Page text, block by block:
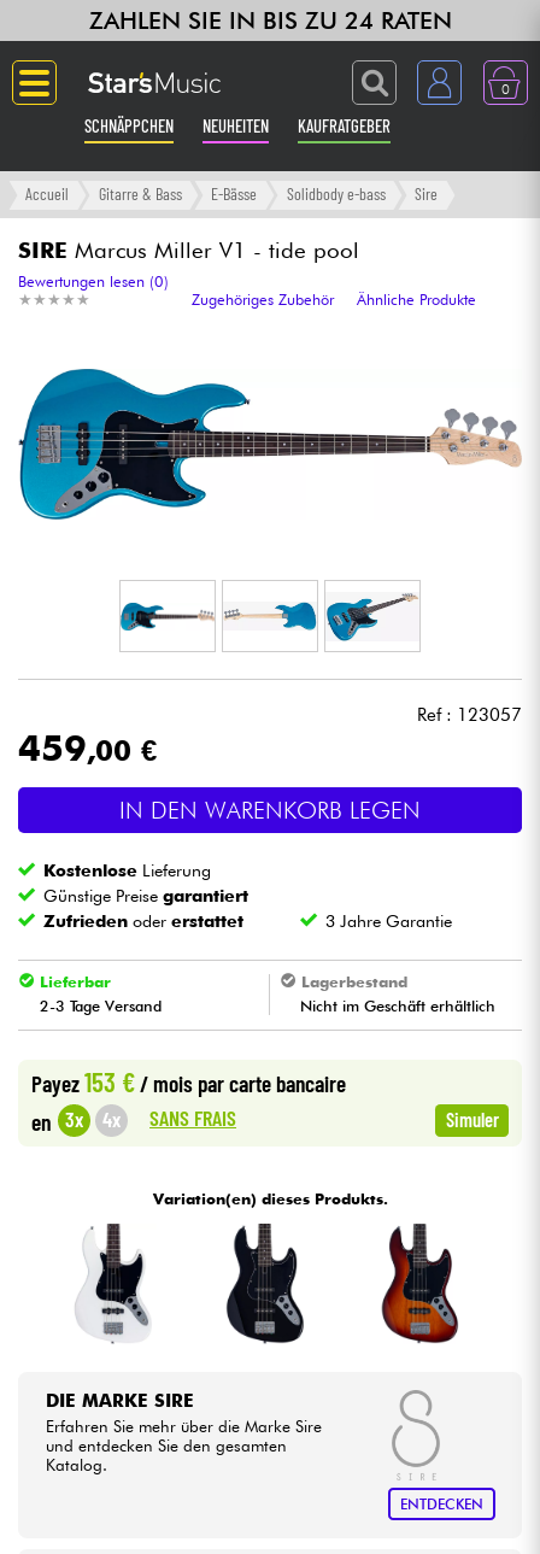
ZAHLEN SIE IN BIS ZU 24 RATEN
0
SCHNÄPPCHEN NEUHEITEN KAUFRATGEBER
Langue
Gitarre & Bass
Verstärker & Effekte
Klaviere & Piano
Synths & samplers
Studio
Mikros
Live-Sound
Licht
Drums
Violinen & Quartett
Kinder
Kabel & Zubehöre
Bundle
Sehen Sie sich unsere Marken an
Accueil Gitarre & Bass E-Bässe Solidbody e-bass Sire
SIRE Marcus Miller V1 - tide pool
★ ★ ★ ★ ★
★ ★ ★ ★ ★
Bewertungen lesen (0)
Zugehöriges Zubehör
Ähnliche Produkte
Ref : 123057
459,00 €
IN DEN WARENKORB LEGEN
Kostenlose Lieferung
Günstige Preisegarantiert
Zufrieden odererstattet 3 Jahre Garantie
Lieferbar
2-3 Tage Versand
Lagerbestand
Nicht im Geschäft erhältlich
Payez153 €/ mois par carte bancaire
en 3x 4x SANS FRAIS Simuler
Variation(en) dieses Produkts.
DIE MARKE SIRE
Erfahren Sie mehr über die Marke Sire
und entdecken Sie den gesamten
Katalog.
ENTDECKEN